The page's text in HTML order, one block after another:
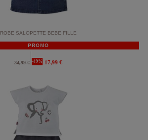
ROBE SALOPETTE BEBE FILLE
PROMO
34,99 € -49% 17,99 €